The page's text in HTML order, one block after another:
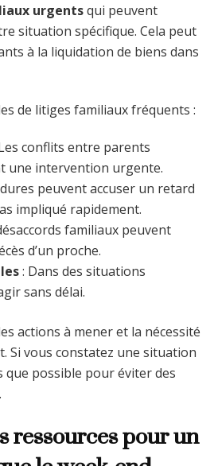
urgentsqui peuvent
situation spécifique. Cela peut
à la liquidation de biens dans
de litiges familiaux fréquents :
conflits entre parents
une intervention urgente.
peuvent accuser un retard
impliqué rapidement.
familiaux peuvent
d’un proche.
: Dans des situations
sans délai.
actions à mener et la nécessité
Si vous constatez une situation
que possible pour éviter des
ressources pour un